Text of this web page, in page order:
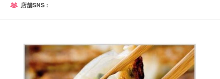
店舗SNS :